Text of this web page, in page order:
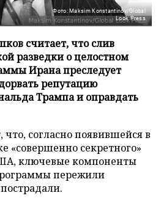
Фото: Maksim Konstantinov/Global
Look Press
считает, что слив
разведки о целостном
Ирана преследует
репутацию
Трампа и оправдать
согласно появившейся в
«совершенно секретного»
ключевые компоненты
пережили